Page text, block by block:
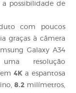
possibilidade de
com poucos
graças à câmera
Galaxy A34
resolução
4Ka espantosa
8.2 milímetros,